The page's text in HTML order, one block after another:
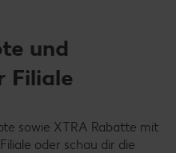
und
Filiale
sowie XTRA Rabatte mit
oder schau dir die